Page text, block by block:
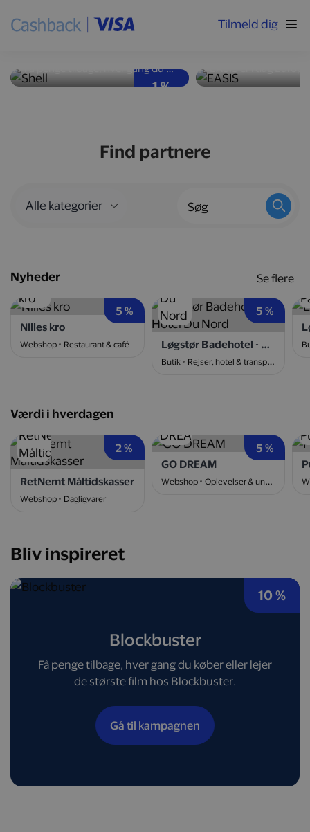
Tilmeld dig
1 %
Høj ydeevne og god
Få penge tilbage, hver gang du tanker bilen op hos Shell-stationer landet over.
Nyd velsmag
Find partnere
Nyheder
5 %
Nilles kro
Webshop Restaurant & café
5 %
Løgstør Badehotel - Hotel Du Nord
Butik Rejser, hotel & transport
Se flere
Værdi i hverdagen
2 %
RetNemt Måltidskasser
Webshop Dagligvarer
5 %
GO DREAM
Webshop Oplevelser & underholdning
Bliv inspireret
10 %
Blockbuster
Få penge tilbage, hver gang du køber eller lejer
de største film hos Blockbuster.
Gå til kampagnen